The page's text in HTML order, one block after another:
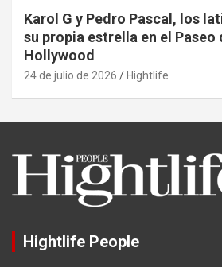
Karol G y Pedro Pascal, los
su propia estrella en el Paseo
Hollywood
24 de julio de 2026 Hightlife
Hightlife People